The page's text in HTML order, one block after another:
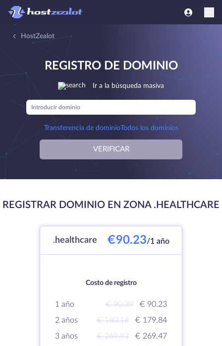
HostZealot
REGISTRO DE DOMINIO
Ir a la búsqueda masiva
Transferencia de dominioTodos los dominios
VERIFICAR
REGISTRAR DOMINIO EN ZONA .HEALTHCARE
.healthcare €90.23/1 año
Costo de registro
1 año € 90.39
€ 90.23
2 años
€ 180.16
€ 179.84
3 años
€ 269.93
€ 269.47